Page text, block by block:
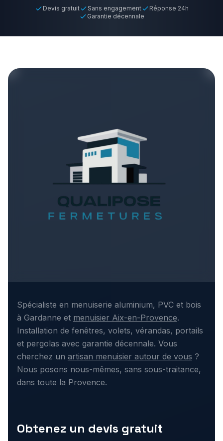
Devis gratuit Sans engagement
Réponse 24h
Garantie décennale
Spécialiste en menuiserie aluminium, PVC et bois
à Gardanne et menuisier Aix-en-Provence.
Installation de fenêtres, volets, vérandas, portails
et pergolas avec garantie décennale. Vous
cherchez un artisan menuisier autour de vous ?
Nous posons nous-mêmes, sans sous-traitance,
dans toute la Provence.
Obtenez un devis gratuit